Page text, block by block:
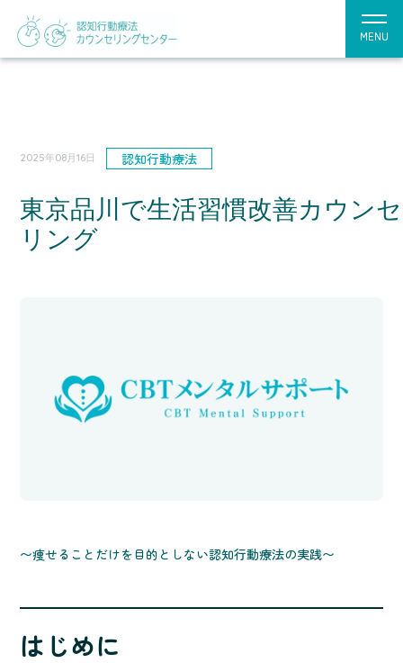
MENU
2025年08月16日 認知行動療法
東京品川で生活習慣改善カウンセ
リング
〜痩せることだけを目的としない認知行動療法の実践〜
はじめに